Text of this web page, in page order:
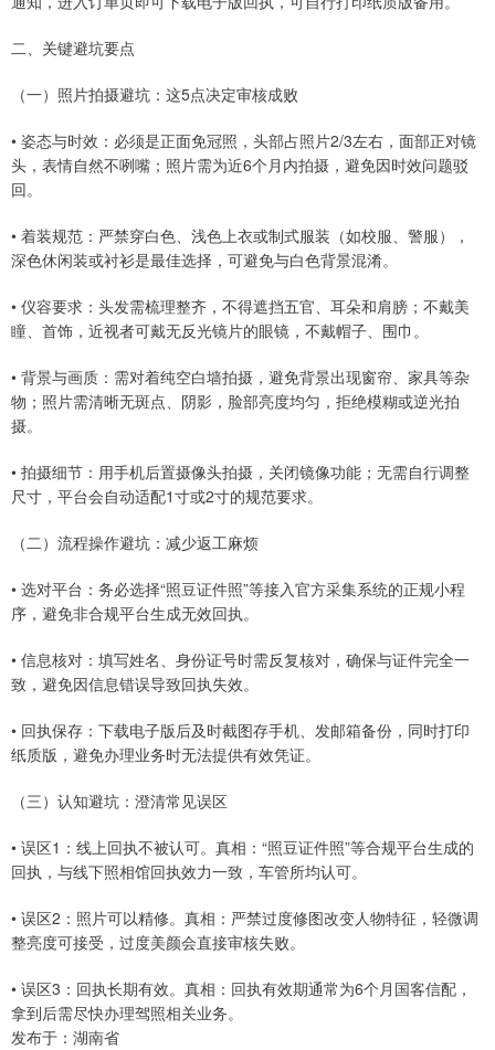
二、关键避坑要点
（一）照片拍摄避坑：这5点决定审核成败
• 姿态与时效：必须是正面免冠照，头部占照片2/3左右，面部正对镜
头，表情自然不咧嘴；照片需为近6个月内拍摄，避免因时效问题驳
回。
• 着装规范：严禁穿白色、浅色上衣或制式服装（如校服、警服），
深色休闲装或衬衫是最佳选择，可避免与白色背景混淆。
• 仪容要求：头发需梳理整齐，不得遮挡五官、耳朵和肩膀；不戴美
瞳、首饰，近视者可戴无反光镜片的眼镜，不戴帽子、围巾。
• 背景与画质：需对着纯空白墙拍摄，避免背景出现窗帘、家具等杂
物；照片需清晰无斑点、阴影，脸部亮度均匀，拒绝模糊或逆光拍
摄。
• 拍摄细节：用手机后置摄像头拍摄，关闭镜像功能；无需自行调整
尺寸，平台会自动适配1寸或2寸的规范要求。
（二）流程操作避坑：减少返工麻烦
• 选对平台：务必选择“照豆证件照”等接入官方采集系统的正规小程
序，避免非合规平台生成无效回执。
• 信息核对：填写姓名、身份证号时需反复核对，确保与证件完全一
致，避免因信息错误导致回执失效。
• 回执保存：下载电子版后及时截图存手机、发邮箱备份，同时打印
纸质版，避免办理业务时无法提供有效凭证。
（三）认知避坑：澄清常见误区
• 误区1：线上回执不被认可。真相：“照豆证件照”等合规平台生成的
回执，与线下照相馆回执效力一致，车管所均认可。
• 误区2：照片可以精修。真相：严禁过度修图改变人物特征，轻微调
整亮度可接受，过度美颜会直接审核失败。
• 误区3：回执长期有效。真相：回执有效期通常为6个月国客信配，
拿到后需尽快办理驾照相关业务。
发布于：湖南省